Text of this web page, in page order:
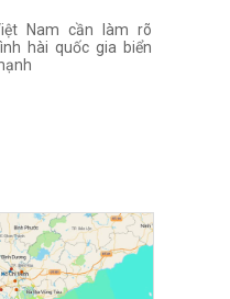
Nam cần làm rõ
hài quốc gia biển